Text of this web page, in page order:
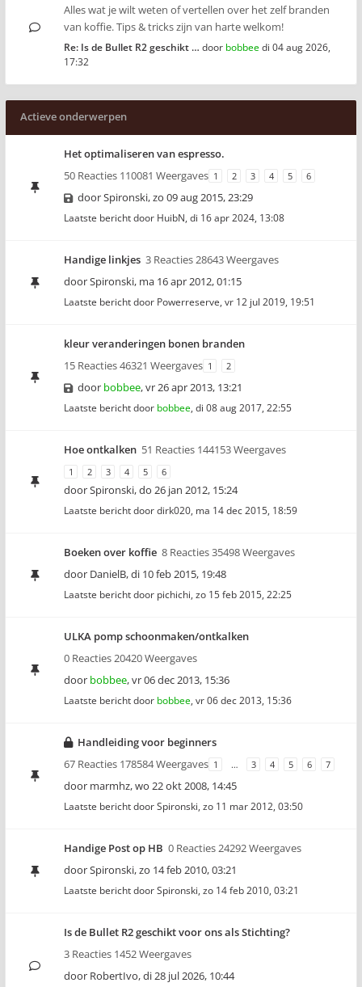
Alles wat je wilt weten of vertellen over het zelf branden
van koffie. Tips & tricks zijn van harte welkom!
Re: Is de Bullet R2 geschikt … door bobbeedi 04 aug 2026,
17:32
Actieve onderwerpen
Het optimaliseren van espresso.
50 Reacties 110081 Weergaves 1 2 3 4 5 6
doorSpironski,zo 09 aug 2015, 23:29
Laatste bericht door HuibN, di 16 apr 2024, 13:08
Handige linkjes 3 Reacties 28643 Weergaves
doorSpironski, ma 16 apr 2012, 01:15
Laatste bericht door Powerreserve, vr 12 jul 2019, 19:51
kleur veranderingen bonen branden
15 Reacties 46321 Weergaves 1 2
door bobbee,vr 26 apr 2013, 13:21
Laatste bericht door bobbee, di 08 aug 2017, 22:55
Hoe ontkalken 51 Reacties 144153 Weergaves
1 2 3 4 5 6
doorSpironski,do 26 jan 2012, 15:24
Laatste bericht doordirk020, ma 14 dec 2015, 18:59
Boeken over koffie 8 Reacties 35498 Weergaves
door DanielB,di 10 feb 2015, 19:48
Laatste bericht door pichichi, zo 15 feb 2015, 22:25
ULKA pomp schoonmaken/ontkalken
0 Reacties 20420 Weergaves
door bobbee,vr 06 dec 2013, 15:36
Laatste bericht door bobbee, vr 06 dec 2013, 15:36
Handleiding voor beginners
67 Reacties 178584 Weergaves 1 … 3 4 5 6 7
door marmhz,wo 22 okt 2008, 14:45
Laatste bericht doorSpironski, zo 11 mar 2012, 03:50
Handige Post op HB 0 Reacties 24292 Weergaves
doorSpironski,zo 14 feb 2010, 03:21
Laatste bericht doorSpironski, zo 14 feb 2010, 03:21
Is de Bullet R2 geschikt voor ons als Stichting?
3 Reacties 1452 Weergaves
door RobertIvo,di 28 jul 2026, 10:44